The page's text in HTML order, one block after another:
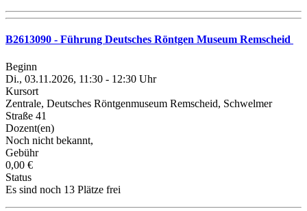
B2613090 - Führung Deutsches Röntgen Museum Remscheid
Beginn
Di., 03.11.2026, 11:30 - 12:30 Uhr
Kursort
Zentrale, Deutsches Röntgenmuseum Remscheid, Schwelmer
Straße 41
Dozent(en)
Noch nicht bekannt,
Gebühr
0,00 €
Status
Es sind noch 13 Plätze frei